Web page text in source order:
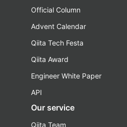
Official Column
Advent Calendar
Qiita Tech Festa
Qiita Award
Engineer White Paper
API
Our service
Qiita Team